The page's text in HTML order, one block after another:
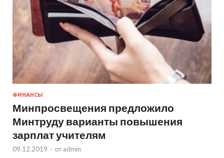
ФИНАНСЫ
Минпросвещения предложило
Минтруду варианты повышения
зарплат учителям
09.12.2019 - от admin